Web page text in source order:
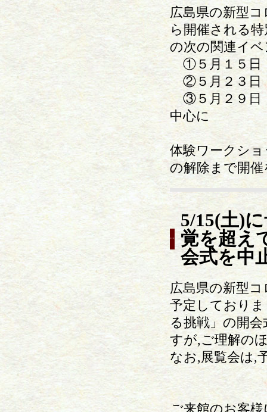
広島県の新型
ら開催される
の次の関連イ
①５月１５日
②５月２３日
③５月２９日
中心に
体験ワークシ
の解除まで開
5/15(土)
覚を超え
会式を中
広島県の新型
予定しており
る挑戦」の開
すが,ご理解の
なお,展覧会は,
ご来館のお客